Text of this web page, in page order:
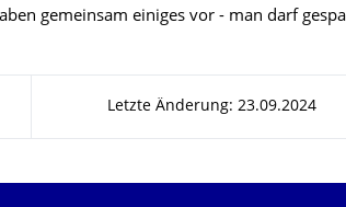
gemeinsam einiges vor - man darf
Letzte Änderung: 23.09.2024